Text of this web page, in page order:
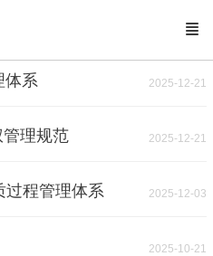
体系 2025-12-21
理规范 2025-12-21
过程管理体系 2025-12-03
2025-10-21